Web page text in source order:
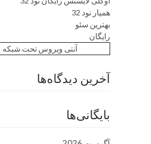
همیار نود 32
بهترین سئو
رایگان
آنتی ویروس تحت شبکه
آخرین دیدگاه‌ها
بایگانی‌ها